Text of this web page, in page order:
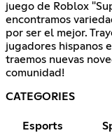
juego de Roblox
encontramos
por ser el mejor.
jugadores hispanos
traemos nuevas
comunidad!
CATEGORIES
Esports